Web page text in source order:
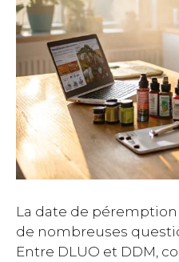
La date de
de nombreuses
Entre DLUO et DDM,